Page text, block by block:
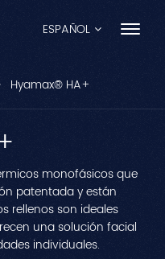
ESPAÑOL
Hyamax® HA+
monofásicos que
patentada y están
rellenos son ideales
una solución facial
individuales.